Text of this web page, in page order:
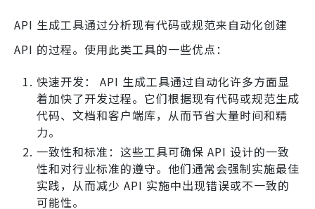
API 生成工具通过分析现有代码或规范来自动化创建
API 的过程。使用此类工具的一些优点：
快速开发： API 生成工具通过自动化许多方面显
着加快了开发过程。它们根据现有代码或规范生成
代码、文档和客户端库，从而节省大量时间和精
力。
一致性和标准：这些工具可确保 API 设计的一致
性和对行业标准的遵守。他们通常会强制实施最佳
实践，从而减少 API 实施中出现错误或不一致的
可能性。